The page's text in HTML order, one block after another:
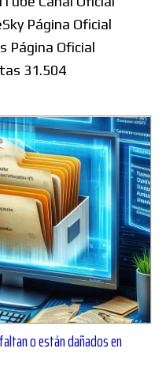
Página Oficial
Página Oficial
31.504
o están dañados en